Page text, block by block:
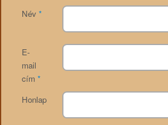
Név *
E-
mail
cím *
Honlap